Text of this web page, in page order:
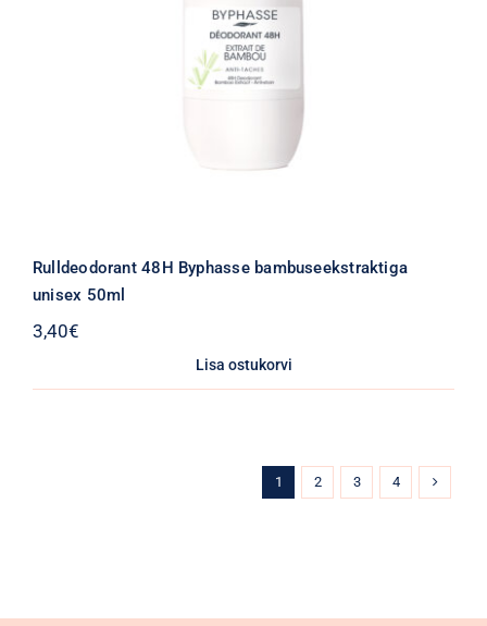
Rulldeodorant 48H Byphasse bambuseekstraktiga
unisex 50ml
3,40€
Lisa ostukorvi
1 2 3 4